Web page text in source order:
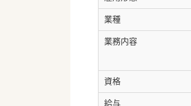
業種
業務内容
資格
給与